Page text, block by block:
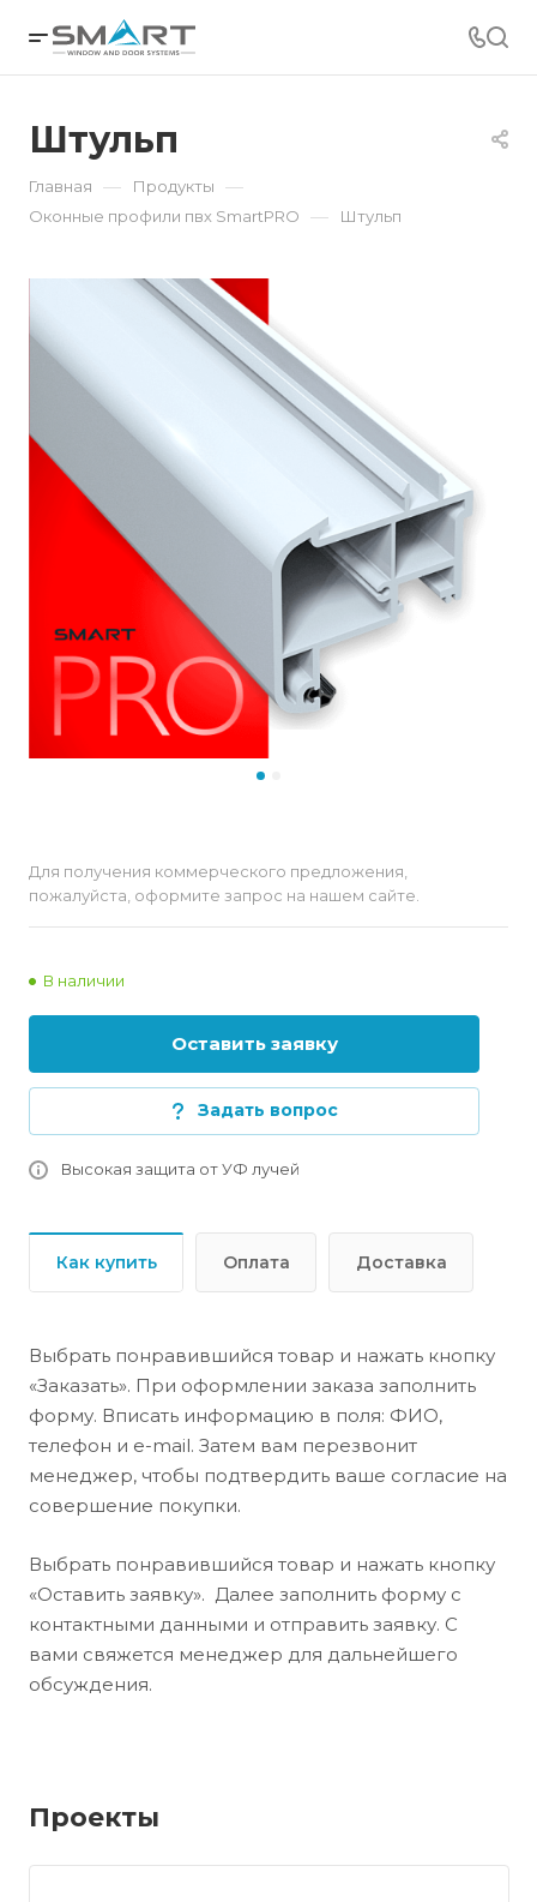
Штульп
Главная — Продукты —
Оконные профили пвх SmartPRO — Штульп
Для получения коммерческого предложения,
пожалуйста, оформите запрос на нашем сайте.
В наличии
Оставить заявку
Задать вопрос
Высокая защита от УФ лучей
Как купить Оплата Доставка
Выбрать понравившийся товар и нажать кнопку
«Заказать». При оформлении заказа заполнить
форму. Вписать информацию в поля: ФИО,
телефон и e-mail. Затем вам перезвонит
менеджер, чтобы подтвердить ваше согласие на
совершение покупки.
Выбрать понравившийся товар и нажать кнопку
«Оставить заявку». Далее заполнить форму с
контактными данными и отправить заявку. С
вами свяжется менеджер для дальнейшего
обсуждения.
Проекты